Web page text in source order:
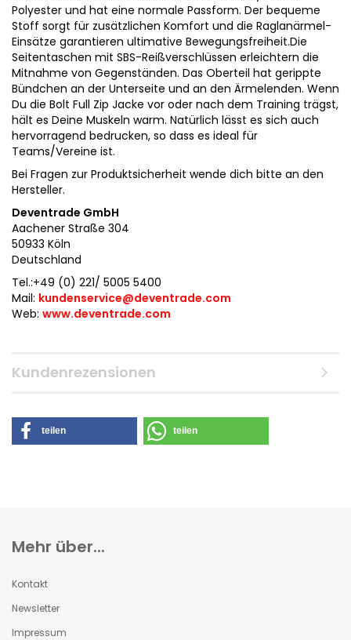
Polyester und hat eine normale Passform. Der bequeme
Stoff sorgt für zusätzlichen Komfort und die Raglanärmel-
Einsätze garantieren ultimative Bewegungsfreiheit.Die
Seitentaschen mit SBS-Reißverschlüssen erleichtern die
Mitnahme von Gegenständen. Das Oberteil hat gerippte
Bündchen an der Unterseite und an den Ärmelenden. Wenn
Du die Bolt Full Zip Jacke vor oder nach dem Training trägst,
hält es Deine Muskeln warm. Natürlich lässt es sich auch
hervorragend bedrucken, so dass es ideal für
Teams/Vereine ist.
Bei Fragen zur Produktsicherheit wende dich bitte an den
Hersteller.
Deventrade GmbH
Aachener Straße 304
50933 Köln
Deutschland
Tel.:+49 (0) 221/ 5005 5400
Mail: kundenservice@deventrade.com
Web: www.deventrade.com
Kundenrezensionen
teilen teilen
Mehr über...
Kontakt
Newsletter
Impressum